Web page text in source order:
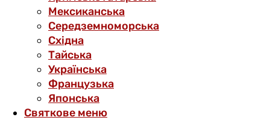
Мексиканська
Середземноморська
Східна
Тайська
Українська
Французька
Японська
Святкове меню